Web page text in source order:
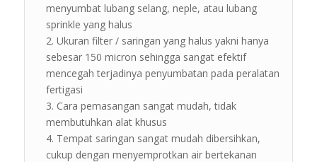
menyumbat lubang selang, neple, atau lubang
sprinkle yang halus
Ukuran filter / saringan yang halus yakni hanya
sebesar 150 micron sehingga sangat efektif
mencegah terjadinya penyumbatan pada peralatan
fertigasi
Cara pemasangan sangat mudah, tidak
membutuhkan alat khusus
Tempat saringan sangat mudah dibersihkan,
cukup dengan menyemprotkan air bertekanan